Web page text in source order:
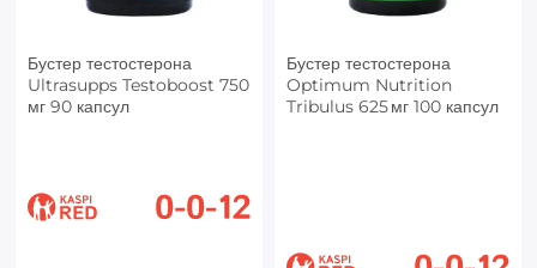
Бустер тестостерона
Ultrasupps Testoboost 750
мг 90 капсул
Бустер тестостерона
Optimum Nutrition
Tribulus 625 мг 100 капсул